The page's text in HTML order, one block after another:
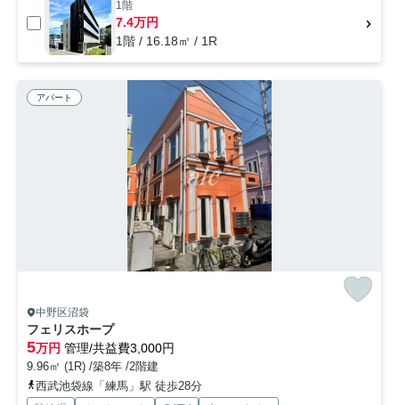
1階
7.4万円
1階 / 16.18㎡ / 1R
アパート
中野区沼袋
フェリスホープ
5万円 管理/共益費3,000円
9.96㎡ (1R) /築8年 /2階建
西武池袋線「練馬」駅 徒歩28分